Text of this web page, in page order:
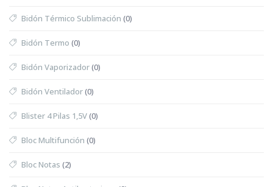
Bidón Térmico Sublimación (0)
Bidón Termo (0)
Bidón Vaporizador(0)
Bidón Ventilador(0)
Blister 4 Pilas 1,5V(0)
Bloc Multifunción (0)
Bloc Notas (2)